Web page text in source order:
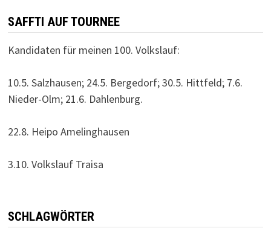
SAFFTI AUF TOURNEE
Kandidaten für meinen 100. Volkslauf:
10.5. Salzhausen; 24.5. Bergedorf; 30.5. Hittfeld; 7.6.
Nieder-Olm; 21.6. Dahlenburg.
22.8. Heipo Amelinghausen
3.10. Volkslauf Traisa
SCHLAGWÖRTER